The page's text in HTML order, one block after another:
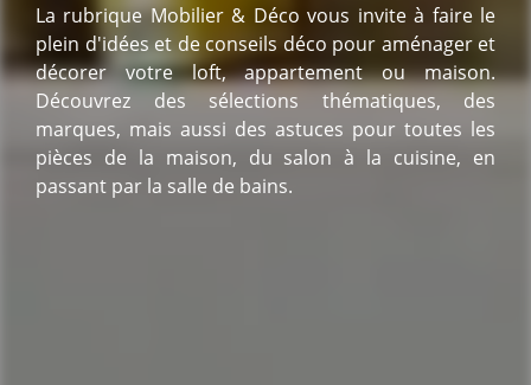
La rubrique Mobilier & Déco vous invite à faire le
plein d'idées et de conseils déco pour aménager et
décorer votre loft, appartement ou maison.
Découvrez des sélections thématiques, des
marques, mais aussi des astuces pour toutes les
pièces de la maison, du salon à la cuisine, en
passant par la salle de bains.